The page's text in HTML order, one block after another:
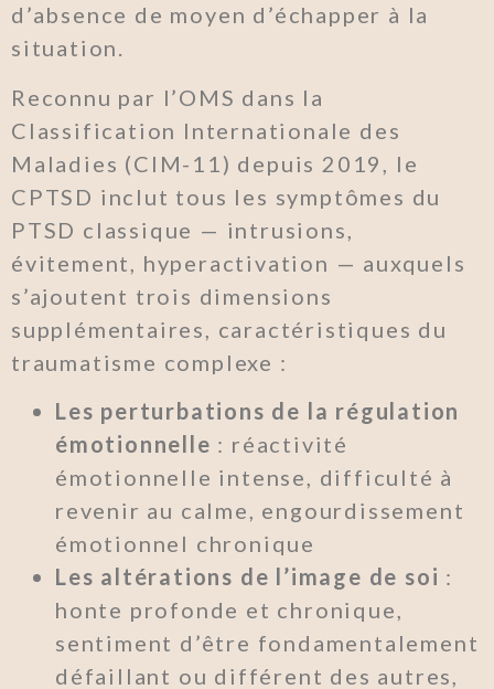
d’absence de moyen d’échapper à la
situation.
Reconnu par l’OMS dans la
Classification Internationale des
Maladies (CIM-11) depuis 2019, le
CPTSD inclut tous les symptômes du
PTSD classique — intrusions,
évitement, hyperactivation — auxquels
s’ajoutent trois dimensions
supplémentaires, caractéristiques du
traumatisme complexe :
Les perturbations de la régulation
émotionnelle : réactivité
émotionnelle intense, difficulté à
revenir au calme, engourdissement
émotionnel chronique
Les altérations de l’image de soi :
honte profonde et chronique,
sentiment d’être fondamentalement
défaillant ou différent des autres,